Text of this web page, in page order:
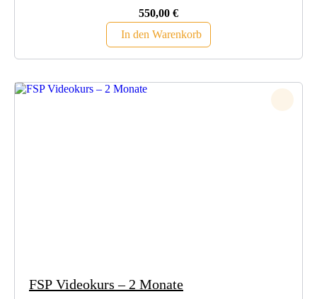
550,00 €
In den Warenkorb
FSP Videokurs – 2 Monate